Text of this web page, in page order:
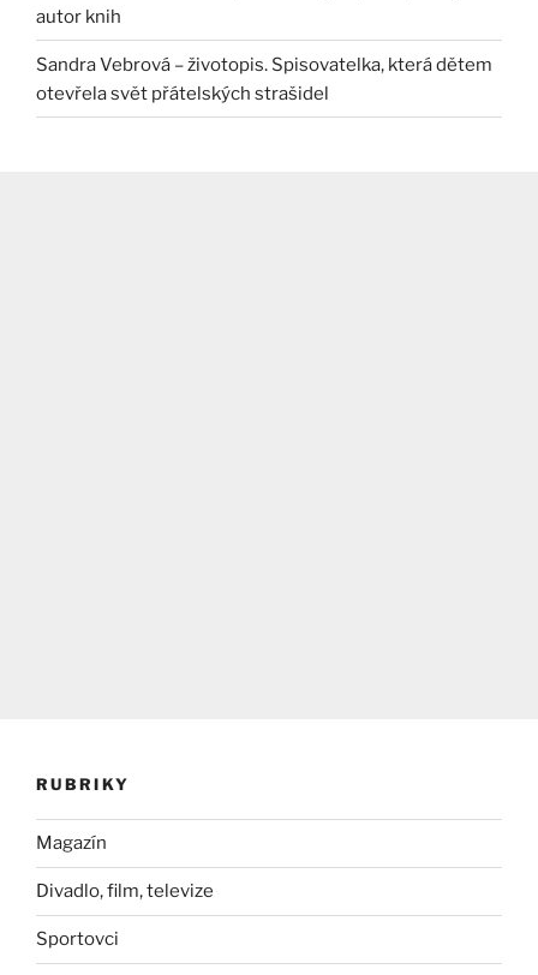
autor knih
Sandra Vebrová – životopis. Spisovatelka, která dětem
otevřela svět přátelských strašidel
RUBRIKY
Magazín
Divadlo, film, televize
Sportovci